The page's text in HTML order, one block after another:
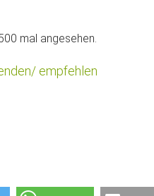
mal angesehen.
empfehlen